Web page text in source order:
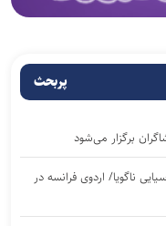
پربحث
برگزار می‌شود
ناگویا/ اردوی فرانسه در